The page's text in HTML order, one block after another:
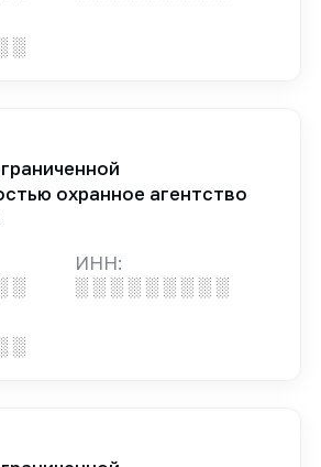
░
охранное агентство
░
ИНН:
░ ░ ░ ░ ░ ░ ░ ░ ░
░